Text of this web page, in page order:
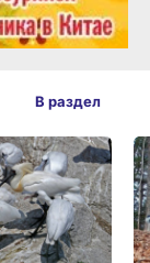
В раздел